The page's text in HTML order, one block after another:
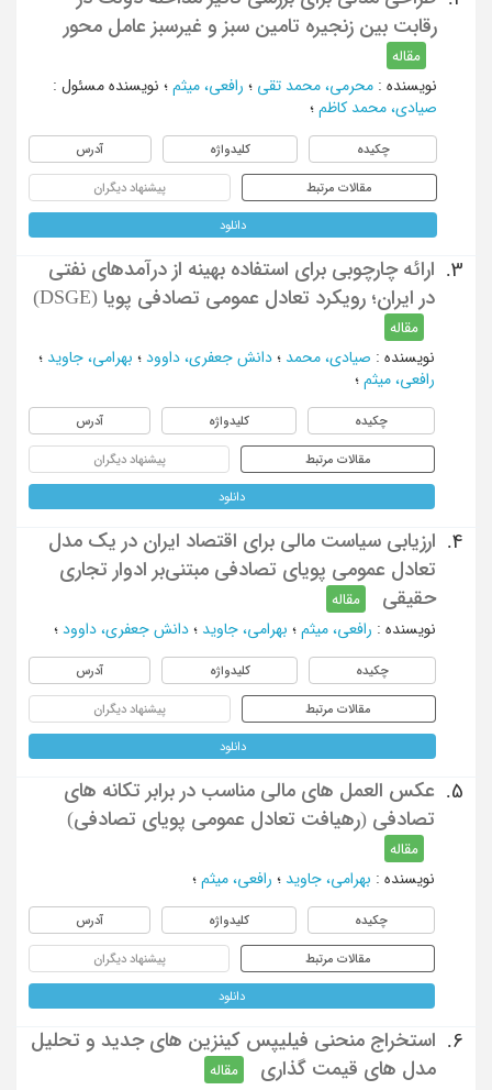
رقابت بین زنجیره تامین سبز و غیرسبز عامل محور
مقاله
نویسنده : محرمی، محمد تقی ؛ رافعی، میثم ؛ نویسنده مسئول :
صیادی، محمد کاظم ؛
چکیده کلیدواژه آدرس
مقالات مرتبط پیشنهاد دیگران
دانلود
3.
ارائه چارچوبی برای استفاده بهینه از درآمدهای نفتی
در ایران؛ رویکرد تعادل عمومی تصادفی پویا (DSGE)
مقاله
نویسنده : صیادی، محمد ؛ دانش جعفری، داوود ؛ بهرامی، جاوید ؛
رافعی، میثم ؛
چکیده کلیدواژه آدرس
مقالات مرتبط پیشنهاد دیگران
دانلود
4.
ارزیابی سیاست مالی برای اقتصاد ایران در یک مدل
تعادل عمومی پویای تصادفی مبتنی‌بر ادوار تجاری
حقیقی
مقاله
نویسنده : رافعی، میثم ؛ بهرامی، جاوید ؛ دانش جعفری، داوود ؛
چکیده کلیدواژه آدرس
مقالات مرتبط پیشنهاد دیگران
دانلود
5.
عکس العمل های مالی مناسب در برابر تکانه های
تصادفی (رهیافت تعادل عمومی پویای تصادفی)
مقاله
نویسنده : بهرامی، جاوید ؛ رافعی، میثم ؛
چکیده کلیدواژه آدرس
مقالات مرتبط پیشنهاد دیگران
دانلود
6.
استخراج منحنی فیلیپس کینزین های جدید و تحلیل
مدل های قیمت گذاری
مقاله